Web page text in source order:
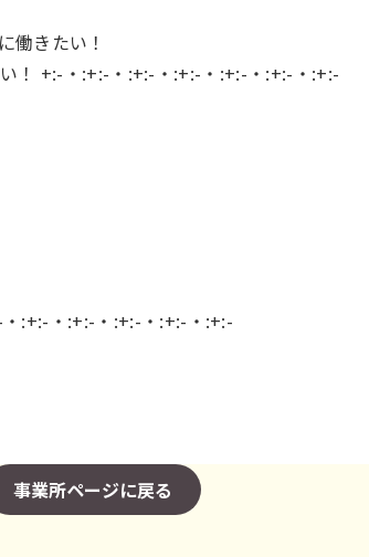
働きたい！
！ +:-・:+:-・:+:-・:+:-・:+:-・:+:-・:+:-
:+:-・:+:-・:+:-・:+:-・:+:-
事業所ページに戻る